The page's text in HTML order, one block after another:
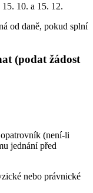
10. a 15. 12.
od daně, pokud splní
(podat žádost
(není-li
jednání před
nebo právnické